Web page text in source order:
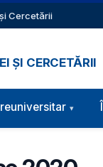
Cercetării
ȘI CERCETĂRII